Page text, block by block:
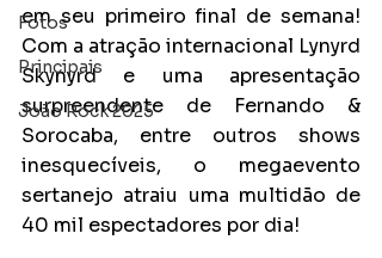
Fotos
Principais
João Rock 2025
em seu primeiro final de semana!
Com a atração internacional Lynyrd
Skynyrd e uma apresentação
surpreendente de Fernando &
Sorocaba, entre outros shows
inesquecíveis, o megaevento
sertanejo atraiu uma multidão de
40 mil espectadores por dia!